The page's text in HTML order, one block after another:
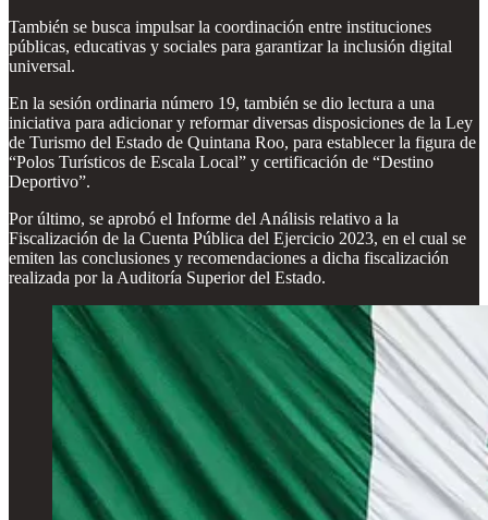
También se busca impulsar la coordinación entre instituciones
públicas, educativas y sociales para garantizar la inclusión digital
universal.
En la sesión ordinaria número 19, también se dio lectura a una
iniciativa para adicionar y reformar diversas disposiciones de la Ley
de Turismo del Estado de Quintana Roo, para establecer la figura de
“Polos Turísticos de Escala Local” y certificación de “Destino
Deportivo”.
Por último, se aprobó el Informe del Análisis relativo a la
Fiscalización de la Cuenta Pública del Ejercicio 2023, en el cual se
emiten las conclusiones y recomendaciones a dicha fiscalización
realizada por la Auditoría Superior del Estado.